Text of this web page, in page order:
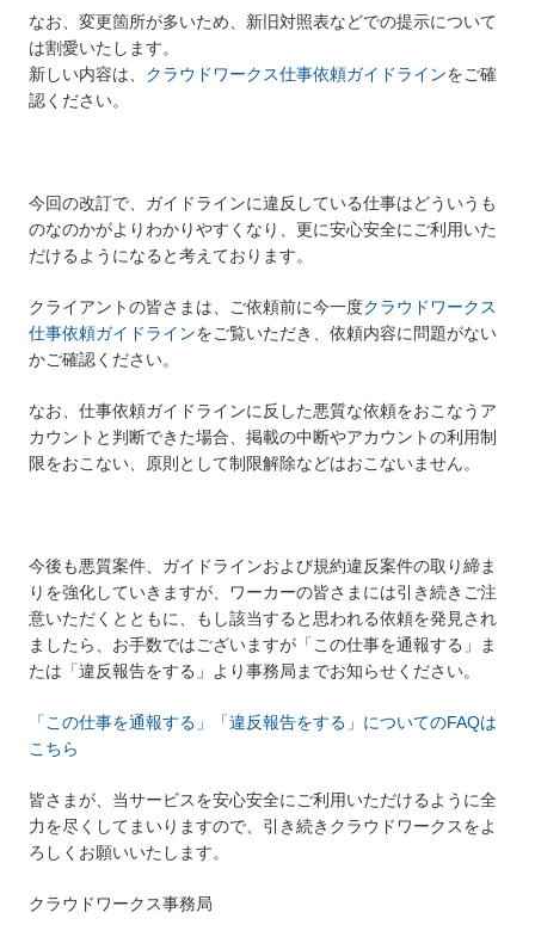
なお、変更箇所が多いため、新旧対照表などでの提示について
は割愛いたします。
新しい内容は、 クラウドワークス仕事依頼ガイドラインをご確
認ください。
今回の改訂で、ガイドラインに違反している仕事はどういうも
のなのかがよりわかりやすくなり、更に安心安全にご利用いた
だけるようになると考えております。
クライアントの皆さまは、ご依頼前に今一度クラウドワークス
仕事依頼ガイドラインをご覧いただき、依頼内容に問題がない
かご確認ください。
なお、仕事依頼ガイドラインに反した悪質な依頼をおこなうア
カウントと判断できた場合、掲載の中断やアカウントの利用制
限をおこない、原則として制限解除などはおこないません。
今後も悪質案件、ガイドラインおよび規約違反案件の取り締ま
りを強化していきますが、ワーカーの皆さまには引き続きご注
意いただくとともに、もし該当すると思われる依頼を発見され
ましたら、お手数ではございますが「この仕事を通報する」ま
たは「違反報告をする」より事務局までお知らせください。
「この仕事を通報する」「違反報告をする」についてのFAQは
こちら
皆さまが、当サービスを安心安全にご利用いただけるように全
力を尽くしてまいりますので、引き続きクラウドワークスをよ
ろしくお願いいたします。
クラウドワークス事務局